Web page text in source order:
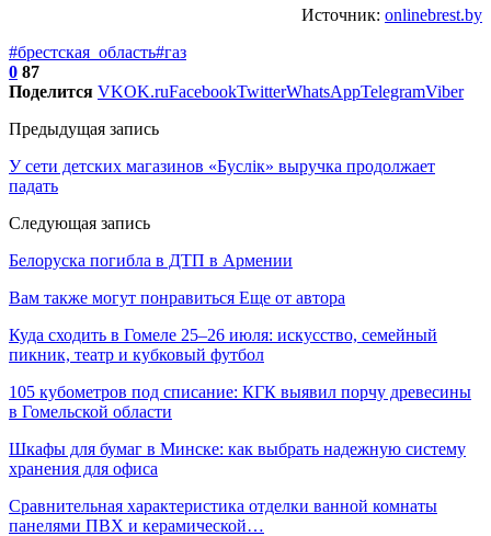
Источник: onlinebrest.by
#брестская_область#газ
0 87
Поделится VKOK.ruFacebookTwitterWhatsAppTelegramViber
Предыдущая запись
У сети детских магазинов «Буслiк» выручка продолжает
падать
Следующая запись
Белоруска погибла в ДТП в Армении
Вам также могут понравиться Еще от автора
Куда сходить в Гомеле 25–26 июля: искусство, семейный
пикник, театр и кубковый футбол
105 кубометров под списание: КГК выявил порчу древесины
в Гомельской области
Шкафы для бумаг в Минске: как выбрать надежную систему
хранения для офиса
Сравнительная характеристика отделки ванной комнаты
панелями ПВХ и керамической…